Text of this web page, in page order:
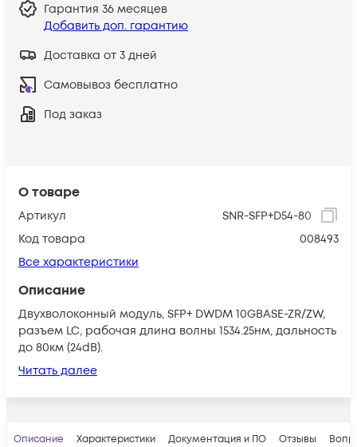
О товаре
Артикул
SNR-SFP+D54-80
Код товара
008493
Все характеристики
Описание
Двухволоконный модуль, SFP+ DWDM 10GBASE-ZR/ZW,
разъем LC, рабочая длина волны 1534.25нм, дальность
до 80км (24dB).
Читать далее
Гарантия 36 месяцев
Добавить доп. гарантию
Доставка от 3 дней
Самовывоз бесплатно
Под заказ
Описание Характеристики Документация и ПО Отзывы